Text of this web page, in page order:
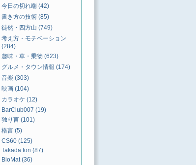
今日の切れ端 (42)
書き方の技術 (85)
徒然・四方山 (749)
考え方・モチベーション
(284)
趣味・車・乗物 (623)
グルメ・タウン情報 (174)
音楽 (303)
映画 (104)
カラオケ (12)
BarClub007 (19)
独り言 (101)
格言 (5)
CS60 (125)
Takada Ion (87)
BioMat (36)